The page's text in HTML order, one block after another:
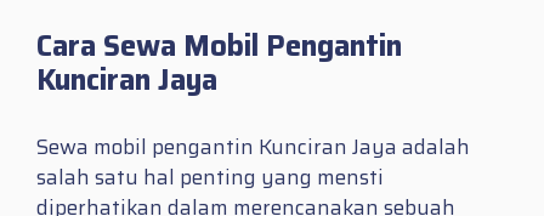
Cara Sewa Mobil Pengantin
Kunciran Jaya
Sewa mobil pengantin Kunciran Jaya adalah
salah satu hal penting yang mensti
diperhatikan dalam merencanakan sebuah